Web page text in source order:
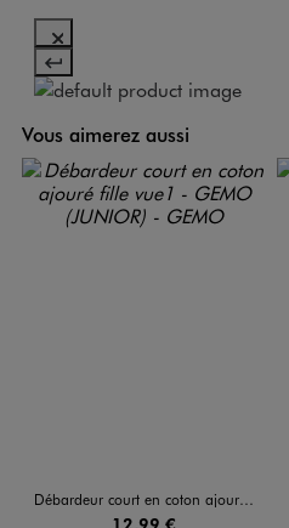
Vous aimerez aussi
Débardeur court en coton ajouré fille
12,99 €